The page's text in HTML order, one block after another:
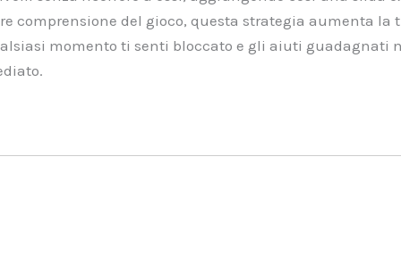
comprensione del gioco, questa strategia aumenta
momento ti senti bloccato e gli aiuti guadagnati